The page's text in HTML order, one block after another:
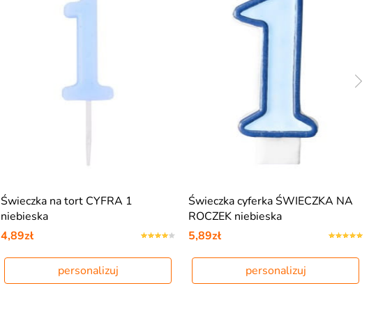
Świeczka na tort CYFRA 1
niebieska
4,89zł
personalizuj
Świeczka cyferka ŚWIECZKA NA
ROCZEK niebieska
5,89zł
personalizuj